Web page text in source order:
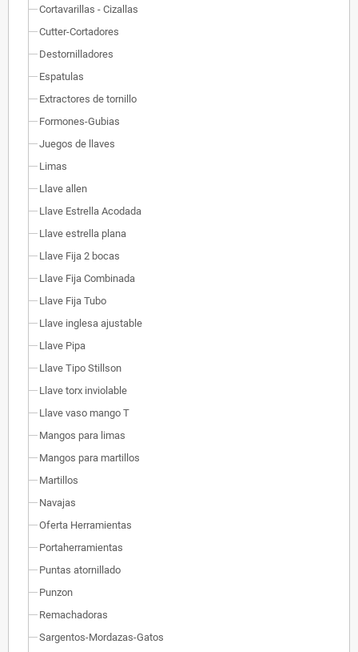
Cortavarillas - Cizallas
Cutter-Cortadores
Destornilladores
Espatulas
Extractores de tornillo
Formones-Gubias
Juegos de llaves
Limas
Llave allen
Llave Estrella Acodada
Llave estrella plana
Llave Fija 2 bocas
Llave Fija Combinada
Llave Fija Tubo
Llave inglesa ajustable
Llave Pipa
Llave Tipo Stillson
Llave torx inviolable
Llave vaso mango T
Mangos para limas
Mangos para martillos
Martillos
Navajas
Oferta Herramientas
Portaherramientas
Puntas atornillado
Punzon
Remachadoras
Sargentos-Mordazas-Gatos